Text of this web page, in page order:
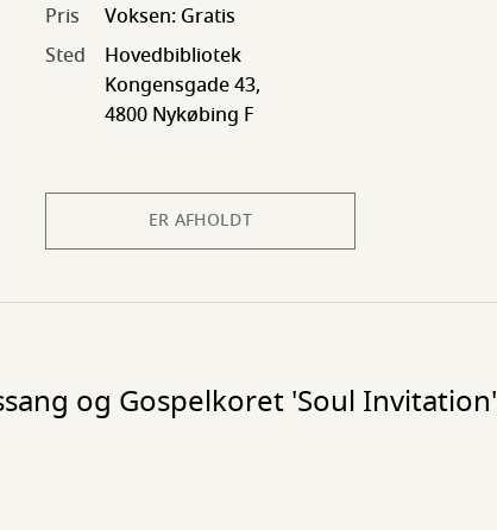
Pris
Voksen: Gratis
Sted
Hovedbibliotek
Kongensgade 43,
4800 Nykøbing F
ER AFHOLDT
og Gospelkoret 'Soul Invitation'